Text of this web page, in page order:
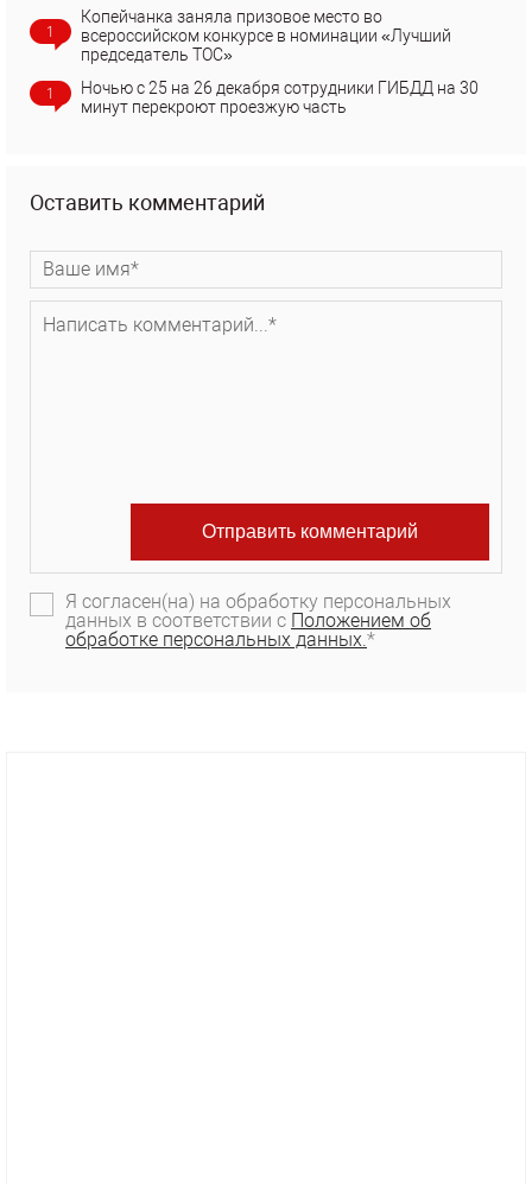
1
Копейчанка заняла призовое место во
всероссийском конкурсе в номинации «Лучший
председатель ТОС»
1
Ночью с 25 на 26 декабря сотрудники ГИБДД на 30
минут перекроют проезжую часть
Оставить комментарий
Я согласен(на) на обработку персональных
данных в соответствии с Положением об
обработке персональных данных. *